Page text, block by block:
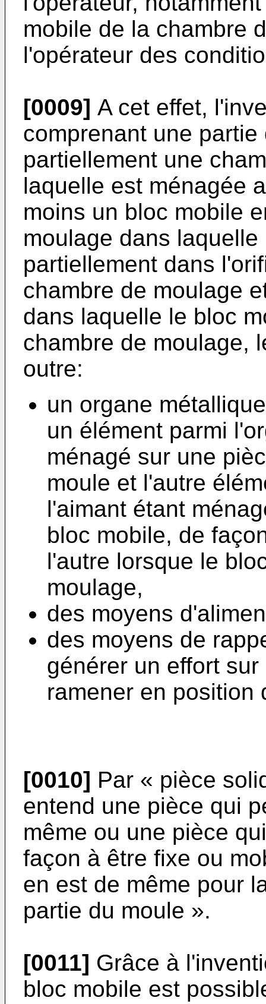
mobile de la chambre
l'opérateur des
[0009] A cet effet,
comprenant une
partiellement une
laquelle est ménagée
moins un bloc mobile
moulage dans
partiellement dans
chambre de moulage
dans laquelle le bloc
chambre de moulage,
outre:
un organe
un élément parmi
ménagé sur une
moule et l'autre
l'aimant étant
bloc mobile, de
l'autre lorsque le
moulage,
des moyens
des moyens de
générer un effort
ramener en position
[0010] Par « pièce
entend une pièce qui
même ou une pièce
façon à être fixe ou
en est de même pour
partie du moule ».
[0011] Grâce à
bloc mobile est